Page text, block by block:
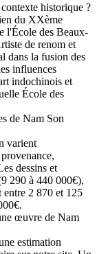
historique ?
du XXème
l'École des Beaux-
de renom et
dans la fusion des
influences
indochinois et
École des
de Nam Son
varient
dessins et
290 à 440 000€),
entre 2 870 et 125
œuvre de Nam
estimation